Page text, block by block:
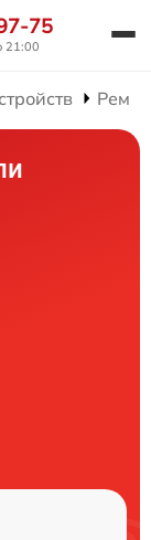
75
21:00